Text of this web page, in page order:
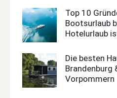
Top 10
Bootsurlaub
Hotelurlaub
Die besten
Brandenburg
Vorpommern